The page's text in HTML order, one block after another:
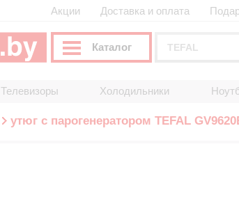
Акции Доставка и оплата
Каталог
Телевизоры Холодильники
утюг с парогенератором TEFAL